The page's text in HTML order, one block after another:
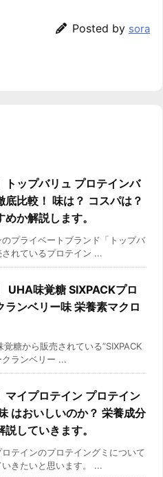
Posted by sora
トップバリュ プロテインバ
底比較！ 味は？ コスパは？
か解説します。
プライベートブランド「トップバ
されているプロテイン ...
UHA味覚糖 SIXPACKプロ
ランベリー味 栄養素マクロ
糖から販売されている”SIXPACK
ランベリー ...
マイプロテイン プロテイン
はおいしいのか？ 栄養成分
説していきます。
テインのプロテイングミについて
きたいと思います。 ...